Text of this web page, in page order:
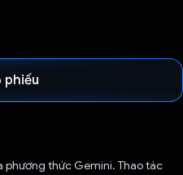
phiếu
phương thức Gemini. Thao tác